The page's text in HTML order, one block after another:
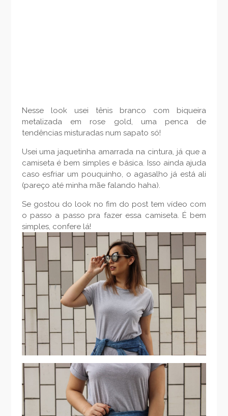
Nesse look usei tênis branco com biqueira
metalizada em rose gold, uma penca de
tendências misturadas num sapato só!
Usei uma jaquetinha amarrada na cintura, já que a
camiseta é bem simples e básica. Isso ainda ajuda
caso esfriar um pouquinho, o agasalho já está ali
(pareço até minha mãe falando haha).
Se gostou do look no fim do post tem vídeo com
o passo a passo pra fazer essa camiseta. É bem
simples, confere lá!